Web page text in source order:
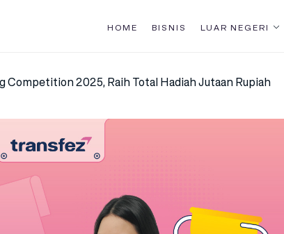
HOME BISNIS LUAR NEGERI
Competition 2025, Raih Total Hadiah Jutaan Rupiah